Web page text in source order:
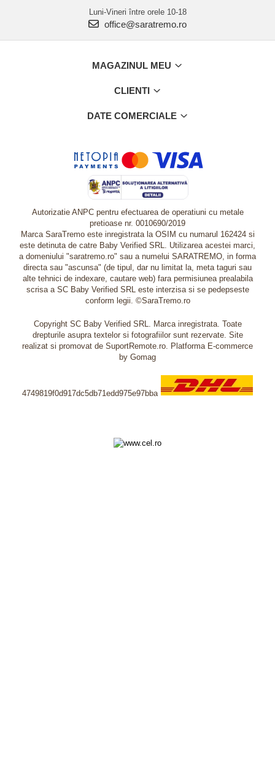
Luni-Vineri între orele 10-18
office@saratremo.ro
MAGAZINUL MEU
CLIENTI
DATE COMERCIALE
Autorizatie ANPC pentru efectuarea de operatiuni cu metale
pretioase nr. 0010690/2019
Marca SaraTremo este inregistrata la OSIM cu numarul 162424 si
este detinuta de catre Baby Verified SRL. Utilizarea acestei marci,
a domeniului "saratremo.ro" sau a numelui SARATREMO, in forma
directa sau "ascunsa" (de tipul, dar nu limitat la, meta taguri sau
alte tehnici de indexare, cautare web) fara permisiunea prealabila
scrisa a SC Baby Verified SRL este interzisa si se pedepseste
conform legii. ©SaraTremo.ro
Copyright SC Baby Verified SRL. Marca inregistrata. Toate
drepturile asupra textelor si fotografiilor sunt rezervate. Site
realizat si promovat de SuportRemote.ro. Platforma E-commerce
by Gomag
4749819f0d917dc5db71edd975e97bba